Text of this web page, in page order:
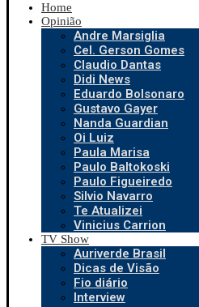
Home
Opinião
Andre Marsiglia
Cel. Gerson Gomes
Claudio Dantas
Didi News
Eduardo Bolsonaro
Gustavo Gayer
Nanda Guardian
Oi Luiz
Paula Marisa
Paulo Baltokoski
Paulo Figueiredo
Silvio Navarro
Te Atualizei
Vinicius Carrion
TV Show
Auriverde Brasil
Dicas de Visão
Fio diário
Interview